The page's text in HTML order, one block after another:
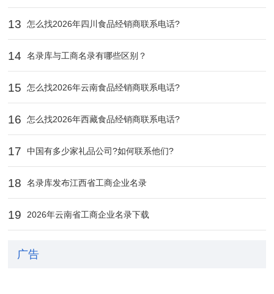
13 怎么找2026年四川食品经销商联系电话?
14 名录库与工商名录有哪些区别？
15 怎么找2026年云南食品经销商联系电话?
16 怎么找2026年西藏食品经销商联系电话?
17 中国有多少家礼品公司?如何联系他们?
18 名录库发布江西省工商企业名录
19 2026年云南省工商企业名录下载
广告